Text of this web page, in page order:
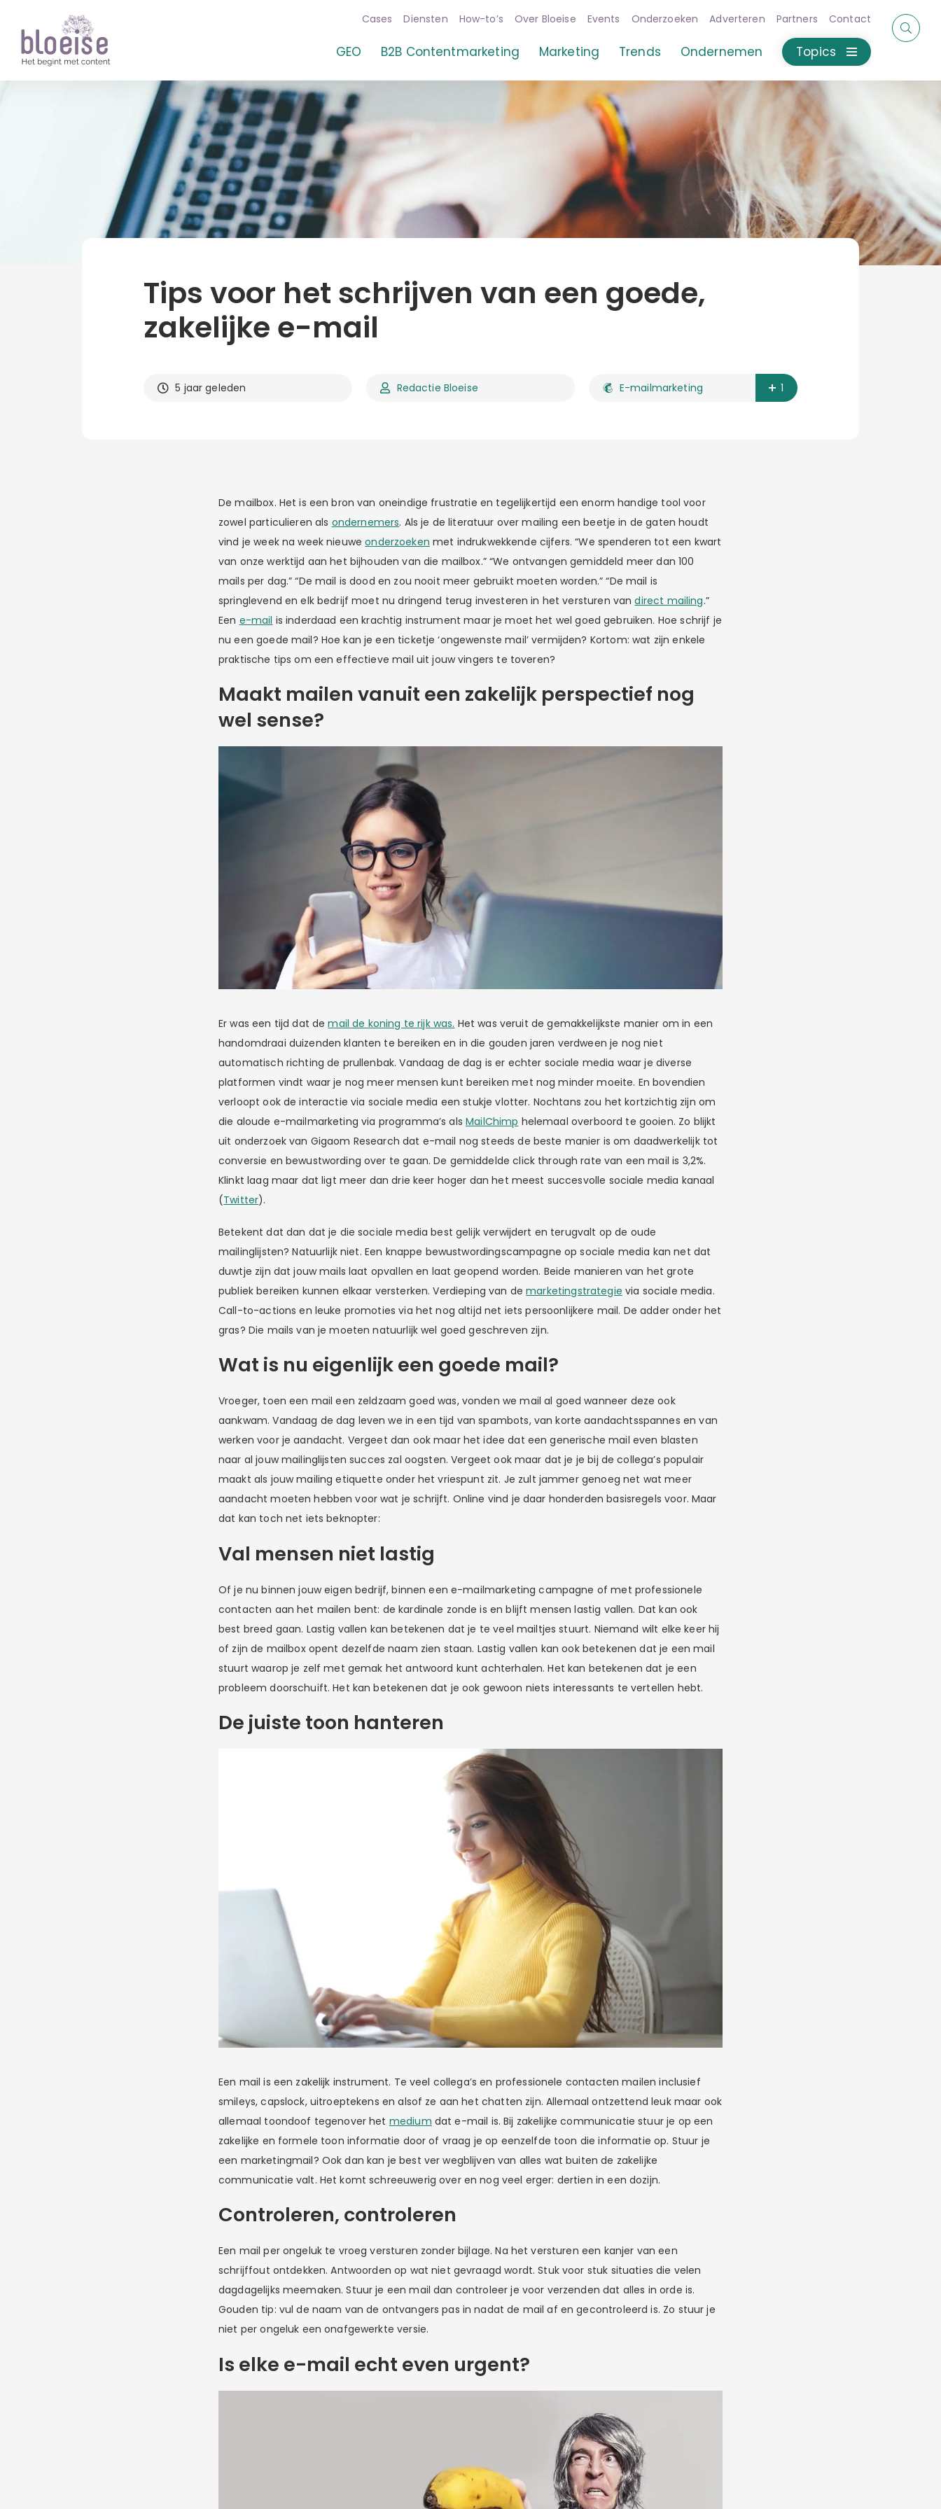
Artikelen
Cases Diensten How-to’s Over Bloeise Events Onderzoeken Adverteren Partners Contact
GEO B2B Contentmarketing Marketing Trends Ondernemen Topics
Tips voor het schrijven van een goede,
zakelijke e-mail
5 jaar geleden Redactie Bloeise E-mailmarketing 1
De mailbox. Het is een bron van oneindige frustratie en tegelijkertijd een enorm handige tool voor
zowel particulieren als ondernemers. Als je de literatuur over mailing een beetje in de gaten houdt
vind je week na week nieuweonderzoeken met indrukwekkende cijfers. “We spenderen tot een kwart
van onze werktijd aan het bijhouden van die mailbox.” “We ontvangen gemiddeld meer dan 100
mails per dag.” “De mail is dood en zou nooit meer gebruikt moeten worden.” “De mail is
springlevend en elk bedrijf moet nu dringend terug investeren in het versturen vandirect mailing.”
Een e-mail is inderdaad een krachtig instrument maar je moet het wel goed gebruiken. Hoe schrijf je
nu een goede mail? Hoe kan je een ticketje ‘ongewenste mail’ vermijden? Kortom: wat zijn enkele
praktische tips om een effectieve mail uit jouw vingers te toveren?
Maakt mailen vanuit een zakelijk perspectief nog
wel sense?
Er was een tijd dat demail de koning te rijk was. Het was veruit de gemakkelijkste manier om in een
handomdraai duizenden klanten te bereiken en in die gouden jaren verdween je nog niet
automatisch richting de prullenbak. Vandaag de dag is er echter sociale media waar je diverse
platformen vindt waar je nog meer mensen kunt bereiken met nog minder moeite. En bovendien
verloopt ook de interactie via sociale media een stukje vlotter. Nochtans zou het kortzichtig zijn om
die aloude e-mailmarketing via programma’s alsMailChimp helemaal overboord te gooien. Zo blijkt
uit onderzoek van Gigaom Research dat e-mail nog steeds de beste manier is om daadwerkelijk tot
conversie en bewustwording over te gaan. De gemiddelde click through rate van een mail is 3,2%.
Klinkt laag maar dat ligt meer dan drie keer hoger dan het meest succesvolle sociale media kanaal
(Twitter).
Betekent dat dan dat je die sociale media best gelijk verwijdert en terugvalt op de oude
mailinglijsten? Natuurlijk niet. Een knappe bewustwordingscampagne op sociale media kan net dat
duwtje zijn dat jouw mails laat opvallen en laat geopend worden. Beide manieren van het grote
publiek bereiken kunnen elkaar versterken. Verdieping van demarketingstrategie via sociale media.
Call-to-actions en leuke promoties via het nog altijd net iets persoonlijkere mail. De adder onder het
gras? Die mails van je moeten natuurlijk wel goed geschreven zijn.
Wat is nu eigenlijk een goede mail?
Vroeger, toen een mail een zeldzaam goed was, vonden we mail al goed wanneer deze ook
aankwam. Vandaag de dag leven we in een tijd van spambots, van korte aandachtsspannes en van
werken voor je aandacht. Vergeet dan ook maar het idee dat een generische mail even blasten
naar al jouw mailinglijsten succes zal oogsten. Vergeet ook maar dat je je bij de collega’s populair
maakt als jouw mailing etiquette onder het vriespunt zit. Je zult jammer genoeg net wat meer
aandacht moeten hebben voor wat je schrijft. Online vind je daar honderden basisregels voor. Maar
dat kan toch net iets beknopter:
Val mensen niet lastig
Of je nu binnen jouw eigen bedrijf, binnen een e-mailmarketing campagne of met professionele
contacten aan het mailen bent: de kardinale zonde is en blijft mensen lastig vallen. Dat kan ook
best breed gaan. Lastig vallen kan betekenen dat je te veel mailtjes stuurt. Niemand wilt elke keer hij
of zijn de mailbox opent dezelfde naam zien staan. Lastig vallen kan ook betekenen dat je een mail
stuurt waarop je zelf met gemak het antwoord kunt achterhalen. Het kan betekenen dat je een
probleem doorschuift. Het kan betekenen dat je ook gewoon niets interessants te vertellen hebt.
De juiste toon hanteren
Een mail is een zakelijk instrument. Te veel collega’s en professionele contacten mailen inclusief
smileys, capslock, uitroeptekens en alsof ze aan het chatten zijn. Allemaal ontzettend leuk maar ook
allemaal toondoof tegenover het medium dat e-mail is. Bij zakelijke communicatie stuur je op een
zakelijke en formele toon informatie door of vraag je op eenzelfde toon die informatie op. Stuur je
een marketingmail? Ook dan kan je best ver wegblijven van alles wat buiten de zakelijke
communicatie valt. Het komt schreeuwerig over en nog veel erger: dertien in een dozijn.
Controleren, controleren
Een mail per ongeluk te vroeg versturen zonder bijlage. Na het versturen een kanjer van een
schrijffout ontdekken. Antwoorden op wat niet gevraagd wordt. Stuk voor stuk situaties die velen
dagdagelijks meemaken. Stuur je een mail dan controleer je voor verzenden dat alles in orde is.
Gouden tip: vul de naam van de ontvangers pas in nadat de mail af en gecontroleerd is. Zo stuur je
niet per ongeluk een onafgewerkte versie.
Is elke e-mail echt even urgent?